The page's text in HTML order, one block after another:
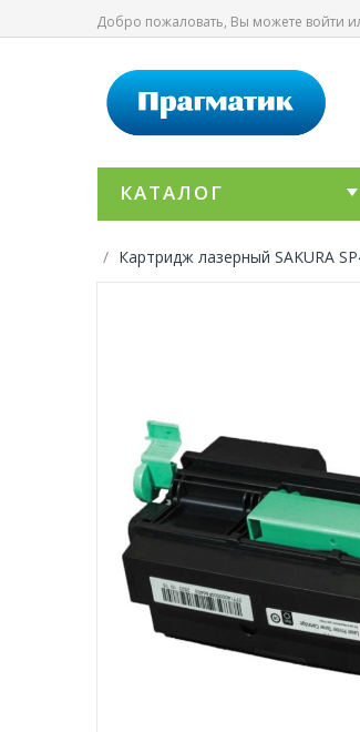
Добро пожаловать, Вы можете войти
КАТАЛОГ
Картридж лазерный SAKURA